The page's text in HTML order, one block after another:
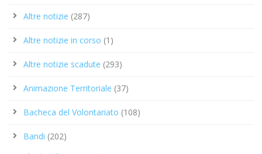
Altre notizie (287)
Altre notizie in corso (1)
Altre notizie scadute (293)
Animazione Territoriale (37)
Bacheca del Volontariato (108)
Bandi (202)